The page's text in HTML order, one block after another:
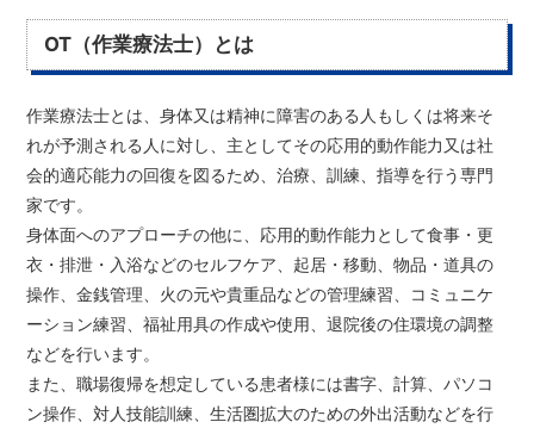
OT（作業療法士）とは
作業療法士とは、身体又は精神に障害のある人もしくは将来そ
れが予測される人に対し、主としてその応用的動作能力又は社
会的適応能力の回復を図るため、治療、訓練、指導を行う専門
家です。
身体面へのアプローチの他に、応用的動作能力として食事・更
衣・排泄・入浴などのセルフケア、起居・移動、物品・道具の
操作、金銭管理、火の元や貴重品などの管理練習、コミュニケ
ーション練習、福祉用具の作成や使用、退院後の住環境の調整
などを行います。
また、職場復帰を想定している患者様には書字、計算、パソコ
ン操作、対人技能訓練、生活圏拡大のための外出活動などを行